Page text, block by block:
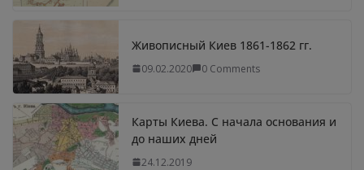
Живописный Киев 1861-1862 гг.
09.02.2020 0 Comments
Карты Киева. С начала основания и
до наших дней
24.12.2019